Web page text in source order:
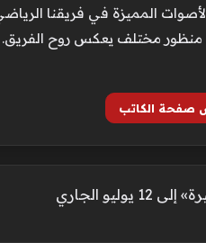
المميزة في فريقنا
مختلف يعكس روح الفريق.
صفحة الكاتب
الجاري